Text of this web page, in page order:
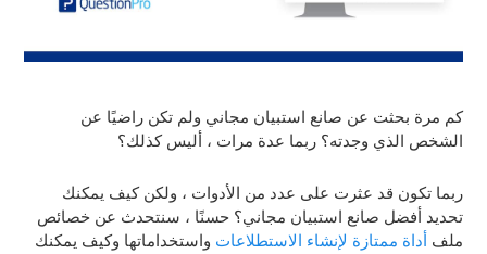
كم مرة بحثت عن صانع استبيان مجاني ولم تكن راضيًا عن
الشخص الذي وجدته؟ ربما عدة مرات ، أليس كذلك؟
ربما تكون قد عثرت على عدد من الأدوات ، ولكن كيف يمكنك
تحديد أفضل صانع استبيان مجاني؟ حسنًا ، سنتحدث عن خصائص
ملف أداة ممتازة لإنشاء الاستطلاعات واستخداماتها وكيف يمكنك